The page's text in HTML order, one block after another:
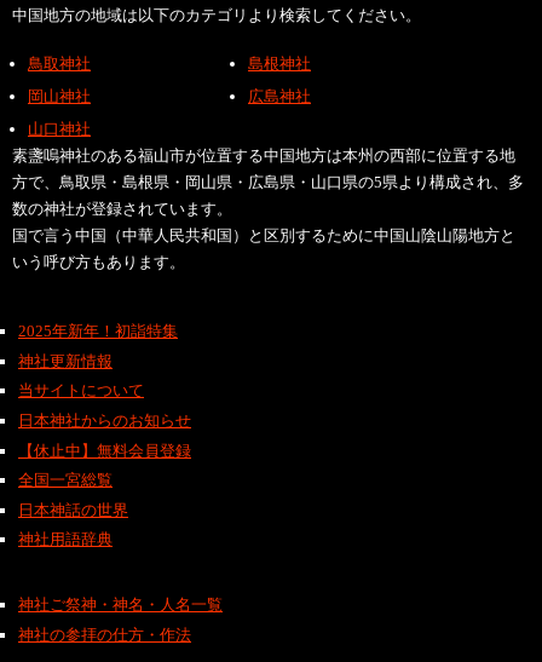
中国地方の地域は以下のカテゴリより検索してください。
鳥取神社
島根神社
岡山神社
広島神社
山口神社
素盞嗚神社のある福山市が位置する中国地方は本州の西部に位置する地
方で、鳥取県・島根県・岡山県・広島県・山口県の5県より構成され、多
数の神社が登録されています。
国で言う中国（中華人民共和国）と区別するために中国山陰山陽地方と
いう呼び方もあります。
2025年新年！初詣特集
神社更新情報
当サイトについて
日本神社からのお知らせ
【休止中】無料会員登録
全国一宮総覧
日本神話の世界
神社用語辞典
神社ご祭神・神名・人名一覧
神社の参拝の仕方・作法